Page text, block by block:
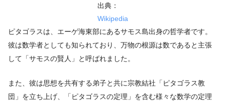
出典：
Wikipedia
ピタゴラスは、エーゲ海東部にあるサモス島出身の哲学者です。
彼は数学者としても知られており、万物の根源は数であると主張
して「サモスの賢人」と呼ばれました。
また、彼は思想を共有する弟子と共に宗教結社「ピタゴラス教
団」を立ち上げ、「ピタゴラスの定理」を含む様々な数学の定理